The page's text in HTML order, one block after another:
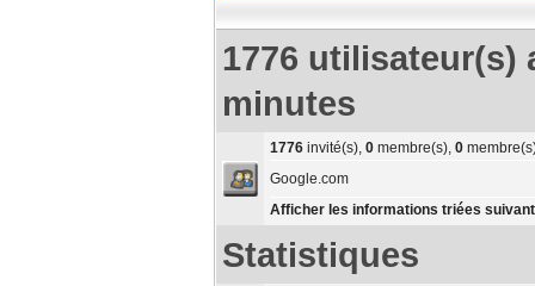
1776 utilisateur(s)
minutes
1776invité(s), 0membre(s), 0
Google.com
Afficher les informations triées
Statistiques